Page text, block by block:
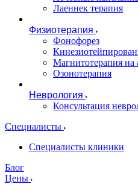
Лаеннек терапия
Физиотерапия
Фонофорез
Магнитотерапия на
Озонотерапия
Неврология
Консультация
Специалисты
Специалисты клиники
Блог
Цены